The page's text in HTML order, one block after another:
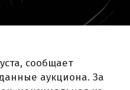
сообщает
аукциона. За